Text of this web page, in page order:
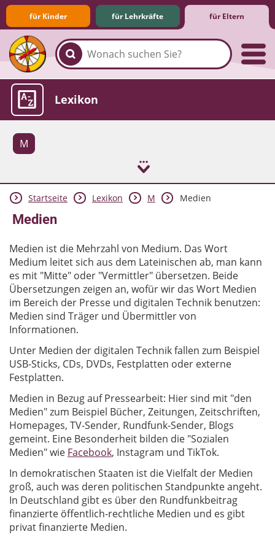
für Kinder für Lehrkräfte für Eltern
Familie & Medien
Spieletipps & Lernsoftware
Die Jüngsten im Netz
Lexikon
M
Aktuelles
Startseite Lexikon M Medien
Medien
Medien ist die Mehrzahl von Medium. Das Wort
Medium leitet sich aus dem Lateinischen ab, man kann
es mit "Mitte" oder "Vermittler" übersetzen. Beide
Übersetzungen zeigen an, wofür wir das Wort Medien
im Bereich der Presse und digitalen Technik benutzen:
Medien sind Träger und Übermittler von
Informationen.
Unter Medien der digitalen Technik fallen zum Beispiel
USB-Sticks, CDs, DVDs, Festplatten oder externe
Festplatten.
Medien in Bezug auf Pressearbeit: Hier sind mit "den
Medien" zum Beispiel Bücher, Zeitungen, Zeitschriften,
Homepages, TV-Sender, Rundfunk-Sender, Blogs
gemeint. Eine Besonderheit bilden die "Sozialen
Medien" wie Facebook, Instagram und TikTok.
In demokratischen Staaten ist die Vielfalt der Medien
groß, auch was deren politischen Standpunkte angeht.
In Deutschland gibt es über den Rundfunkbeitrag
finanzierte öffentlich-rechtliche Medien und es gibt
privat finanzierte Medien.